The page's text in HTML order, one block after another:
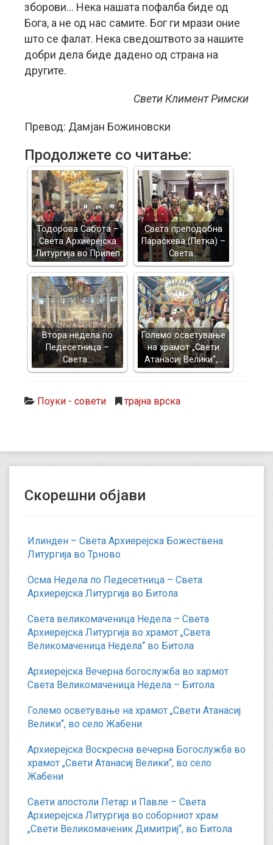
зборови… Нека нашата пофалба биде од
Бога, а не од нас самите. Бог ги мрази оние
што се фалат. Нека сведоштвото за нашите
добри дела биде дадено од страна на
другите.
Свети Климент Римски
Превод: Дамјан Божиновски
Продолжете со читање:
Тодорова Сабота –
Света Архиерејска
Литургија во Прилеп
Света преподобна
Параскева (Петка) –
Света…
Втора недела по
Педесетница –
Света…
Големо осветување
на храмот „Свети
Атанасиј Велики“,…
Поуки - совети трајна врска
Скорешни објави
Илинден – Света Архиерејска Божествена
Литургија во Трново
Осма Недела по Педесетница – Света
Архиерејска Литургија во Битола
Света великомаченица Недела – Света
Архиерејска Литургија во храмот „Света
Великомаченица Недела“ во Битола
Архиерејска Вечерна богослужба во хармот
Света Великомаченица Недела – Битола
Големо осветување на храмот „Свети Атанасиј
Велики“, во село Жабени
Архиерејска Воскресна вечерна Богослужба во
храмот „Свети Атанасиј Велики“, во село
Жабени
Свети апостоли Петар и Павле – Света
Архиерејска Литургија во соборниот храм
„Свети Великомаченик Димитриј“, во Битола